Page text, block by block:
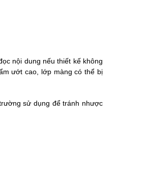
nội dung nếu thiết kế không
ướt cao, lớp màng có thể bị
sử dụng để tránh nhược